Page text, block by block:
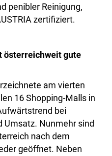
penibler Reinigung,
zertifiziert.
österreichweit gute
am vierten
16 Shopping-Malls in
bei
Umsatz. Nunmehr sind
nach dem
geöffnet. Neben